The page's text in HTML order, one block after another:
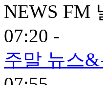
NEWS FM
07:20 -
주말 뉴스&